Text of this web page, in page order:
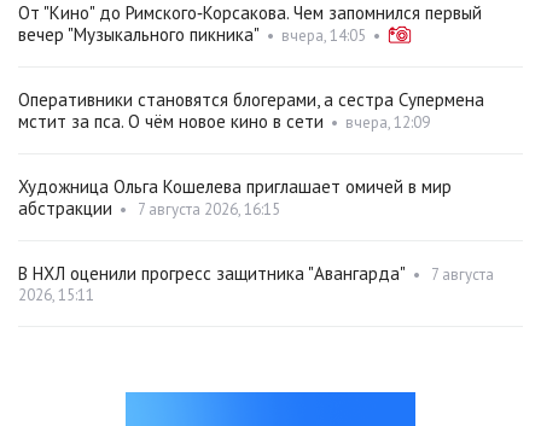
От "Кино" до Римского‑Корсакова. Чем запомнился первый
вечер "Музыкального пикника" • вчера, 14:05 •
Оперативники становятся блогерами, а сестра Супермена
мстит за пса. О чём новое кино в сети • вчера, 12:09
Художница Ольга Кошелева приглашает омичей в мир
абстракции • 7 августа 2026, 16:15
В НХЛ оценили прогресс защитника "Авангарда" •
7 августа
2026, 15:11